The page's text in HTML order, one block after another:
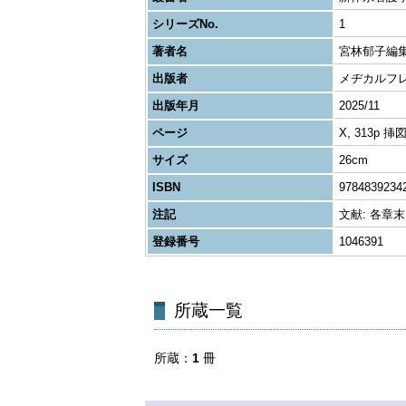
シリーズNo.
1
著者名
宮林郁子編
出版者
メヂカルフ
出版年月
2025/11
ページ
X, 313p 挿図
サイズ
26cm
ISBN
注記
文献: 各章末
登録番号
1046391
所蔵一覧
所蔵 1 冊